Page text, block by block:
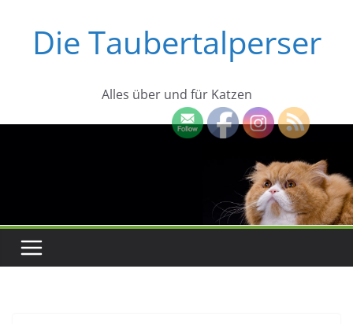
springenDie Taubertalperser
Alles über und für Katzen